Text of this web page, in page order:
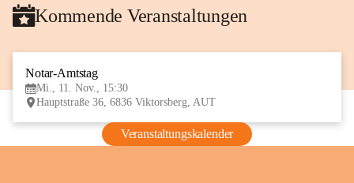
Kommende Veranstaltungen
Notar-Amtstag
Mi., 11. Nov., 15:30
Hauptstraße 36, 6836 Viktorsberg, AUT
Veranstaltungskalender